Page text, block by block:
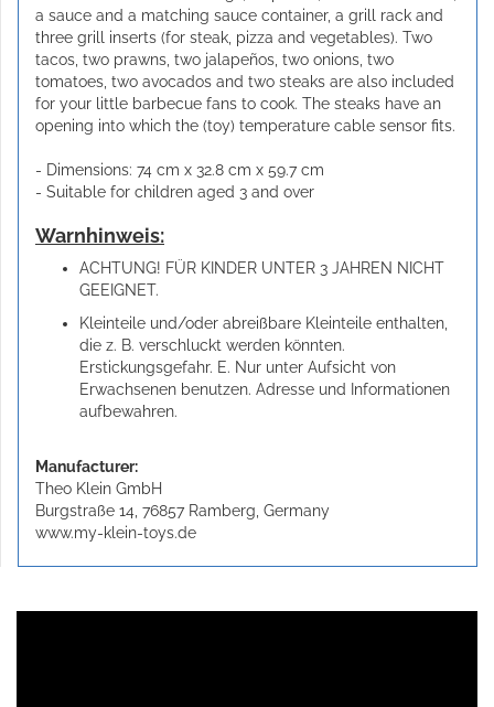
a sauce and a matching sauce container, a grill rack and
three grill inserts (for steak, pizza and vegetables). Two
tacos, two prawns, two jalapeños, two onions, two
tomatoes, two avocados and two steaks are also included
for your little barbecue fans to cook. The steaks have an
opening into which the (toy) temperature cable sensor fits.
- Dimensions: 74 cm x 32.8 cm x 59.7 cm
- Suitable for children aged 3 and over
Warnhinweis:
ACHTUNG! FÜR KINDER UNTER 3 JAHREN NICHT
GEEIGNET.
Kleinteile und/oder abreißbare Kleinteile enthalten,
die z. B. verschluckt werden könnten.
Erstickungsgefahr. E. Nur unter Aufsicht von
Erwachsenen benutzen. Adresse und Informationen
aufbewahren.
Manufacturer:
Theo Klein GmbH
Burgstraße 14, 76857 Ramberg, Germany
www.my-klein-toys.de